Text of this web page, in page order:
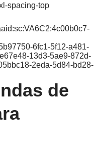
spacing-top
6fc1-5f12-a481-
13d3-5ae9-872d-
2eda-5d84-bd28-
de